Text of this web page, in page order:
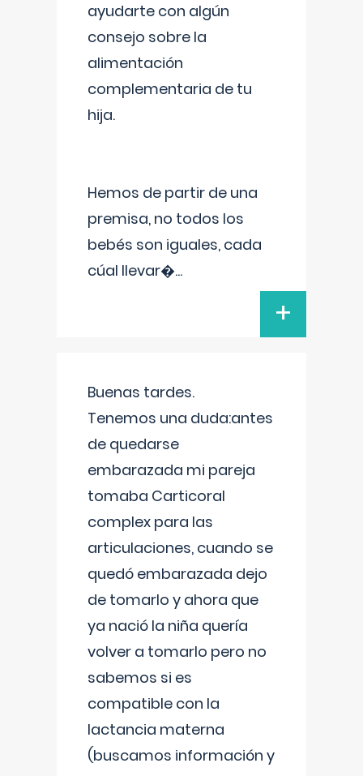
ayudarte con algún
consejo sobre la
alimentación
complementaria de tu
hija.
Hemos de partir de una
premisa, no todos los
bebés son iguales, cada
cúal llevar�...
+
Buenas tardes.
Tenemos una duda:antes
de quedarse
embarazada mi pareja
tomaba Carticoral
complex para las
articulaciones, cuando se
quedó embarazada dejo
de tomarlo y ahora que
ya nació la niña quería
volver a tomarlo pero no
sabemos si es
compatible con la
lactancia materna
(buscamos información y